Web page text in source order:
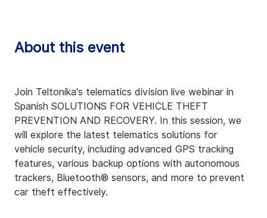
About this event
Join Teltonika's telematics division live webinar in
Spanish SOLUTIONS FOR VEHICLE THEFT
PREVENTION AND RECOVERY. In this session, we
will explore the latest telematics solutions for
vehicle security, including advanced GPS tracking
features, various backup options with autonomous
trackers, Bluetooth® sensors, and more to prevent
car theft effectively.